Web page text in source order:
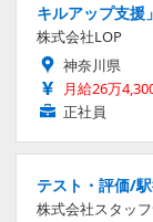
キルアップ支援
株式会社LOP
神奈川県
月給26万
正社員
テスト・評価/
株式会社スタッ